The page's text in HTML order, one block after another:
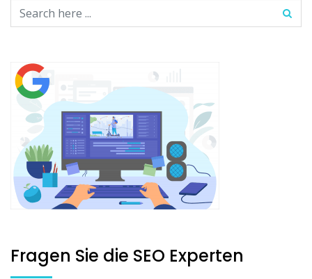
Fragen Sie die SEO Experten